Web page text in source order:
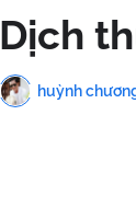
Dịch
huỳnh